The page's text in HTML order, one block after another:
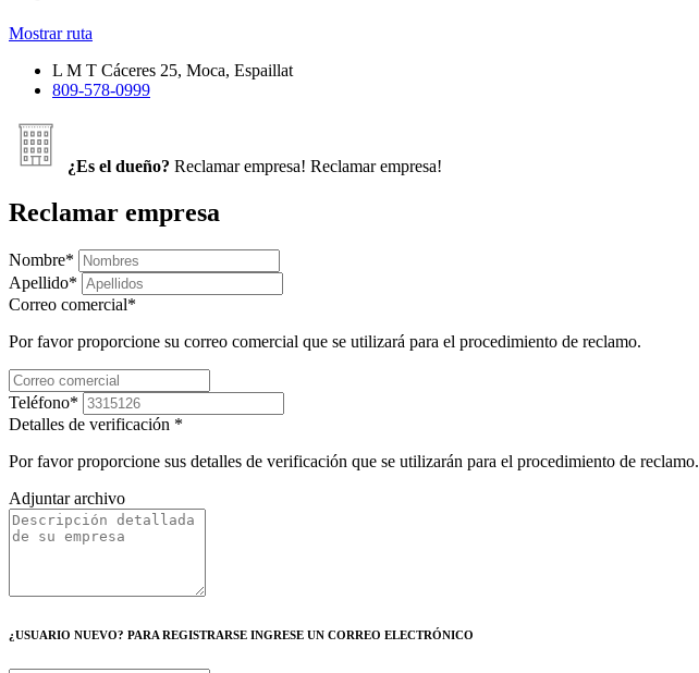
Mostrar ruta
L M T Cáceres 25, Moca, Espaillat
809-578-0999
¿Es el dueño? Reclamar empresa! Reclamar empresa!
Reclamar empresa
Nombre*
Apellido*
Correo comercial*
Por favor proporcione su correo comercial que se utilizará para el procedimiento de reclamo.
Teléfono*
Detalles de verificación *
Por favor proporcione sus detalles de verificación que se utilizarán para el procedimiento de reclamo.
Adjuntar archivo
¿USUARIO NUEVO? PARA REGISTRARSE INGRESE UN CORREO ELECTRÓNICO